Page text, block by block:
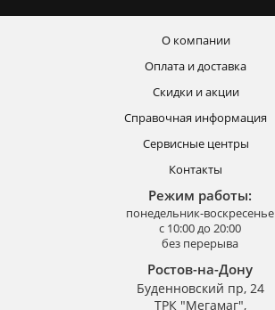
О компании
Оплата и доставка
Скидки и акции
Справочная информация
Сервисные центры
Контакты
Режим работы:
понедельник-воскресенье
с 10:00 до 20:00
без перерыва
Ростов-на-Дону
Буденновский пр, 24
ТРК "Мегамаг",